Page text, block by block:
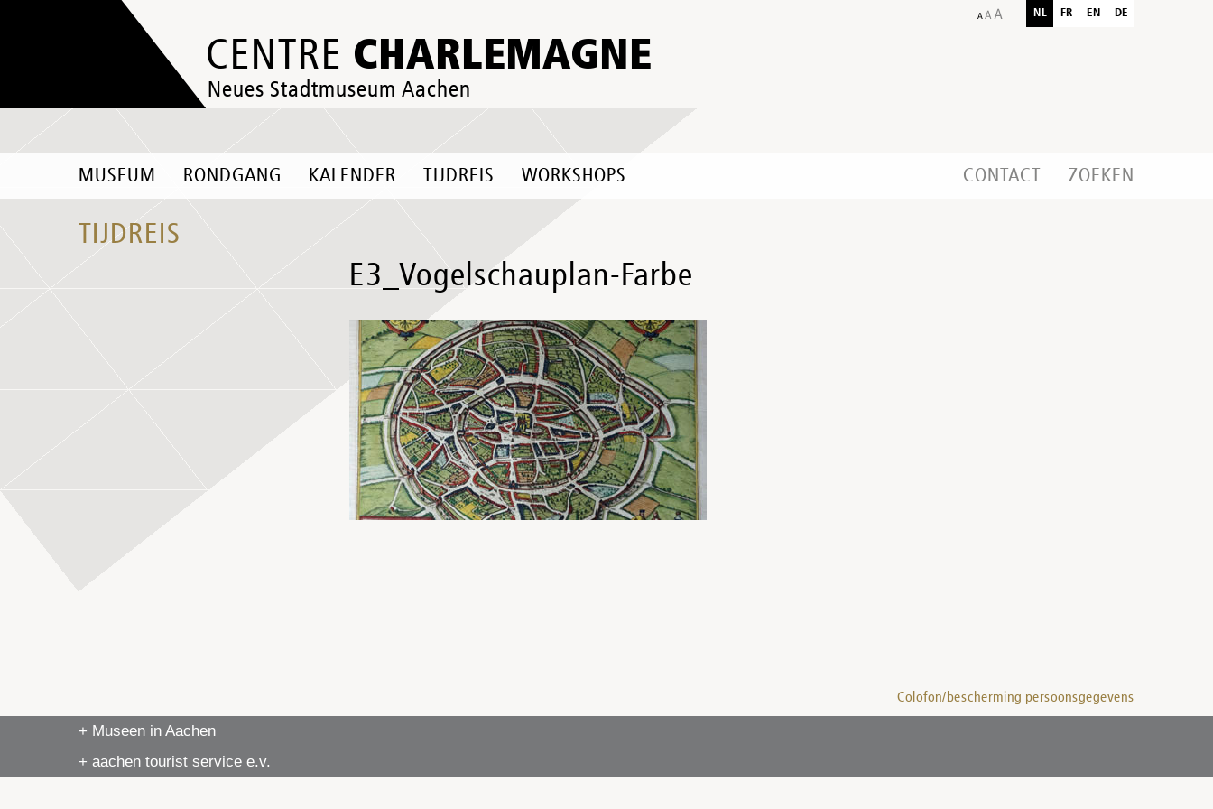
CENTRE CHARLEMAGNE
Neues Stadtmuseum Aachen
NL FR EN DE
MUSEUM RONDGANG KALENDER TIJDREIS WORKSHOPS CONTACT ZOEKEN
TIJDREIS
E3_Vogelschauplan-Farbe
Colofon/bescherming persoonsgegevens
+ Museen in Aachen
+ aachen tourist service e.v.